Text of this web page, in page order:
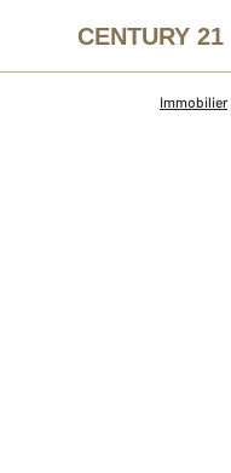
CENTURY 21
Immobilier